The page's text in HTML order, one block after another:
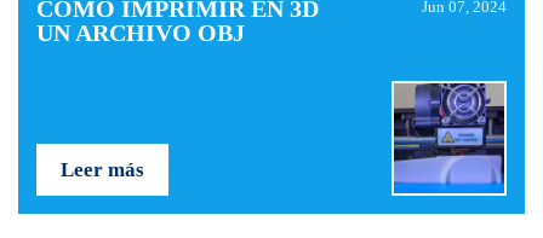
CÓMO IMPRIMIR EN 3D
UN ARCHIVO OBJ
Jun 07, 2024
Leer más